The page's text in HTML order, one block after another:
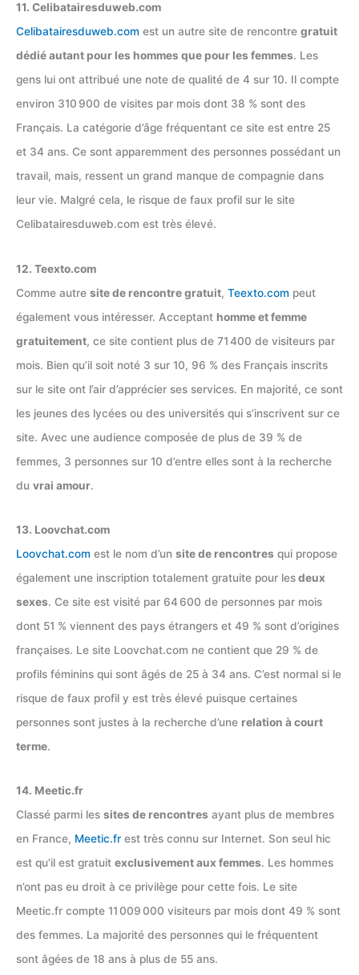
11. Celibatairesduweb.com
Celibatairesduweb.com est un autre site de rencontre gratuit
dédié autant pour les hommes que pour les femmes. Les
gens lui ont attribué une note de qualité de 4 sur 10. Il compte
environ 310 900 de visites par mois dont 38 % sont des
Français. La catégorie d’âge fréquentant ce site est entre 25
et 34 ans. Ce sont apparemment des personnes possédant un
travail, mais, ressent un grand manque de compagnie dans
leur vie. Malgré cela, le risque de faux profil sur le site
Celibatairesduweb.com est très élevé.
12. Teexto.com
Comme autre site de rencontre gratuit, Teexto.com peut
également vous intéresser. Acceptant homme et femme
gratuitement, ce site contient plus de 71 400 de visiteurs par
mois. Bien qu’il soit noté 3 sur 10, 96 % des Français inscrits
sur le site ont l’air d’apprécier ses services. En majorité, ce sont
les jeunes des lycées ou des universités qui s’inscrivent sur ce
site. Avec une audience composée de plus de 39 % de
femmes, 3 personnes sur 10 d’entre elles sont à la recherche
du vrai amour.
13. Loovchat.com
Loovchat.com est le nom d’un site de rencontres qui propose
également une inscription totalement gratuite pour lesdeux
sexes. Ce site est visité par 64 600 de personnes par mois
dont 51 % viennent des pays étrangers et 49 % sont d’origines
françaises. Le site Loovchat.com ne contient que 29 % de
profils féminins qui sont âgés de 25 à 34 ans. C’est normal si le
risque de faux profil y est très élevé puisque certaines
personnes sont justes à la recherche d’une relation à court
terme.
14. Meetic.fr
Classé parmi les sites de rencontres ayant plus de membres
en France, Meetic.fr est très connu sur Internet. Son seul hic
est qu’il est gratuit exclusivement aux femmes. Les hommes
n’ont pas eu droit à ce privilège pour cette fois. Le site
Meetic.fr compte 11 009 000 visiteurs par mois dont 49 % sont
des femmes. La majorité des personnes qui le fréquentent
sont âgées de 18 ans à plus de 55 ans.